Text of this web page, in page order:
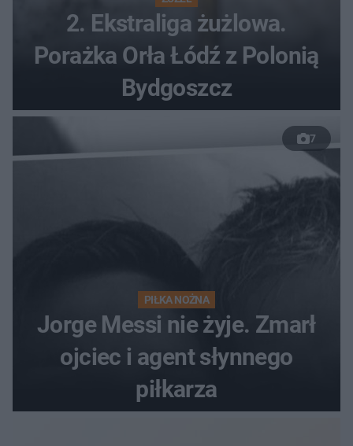
2. Ekstraliga żużlowa.
Porażka Orła Łódź z Polonią
Bydgoszcz
7
PIŁKA NOŻNA
Jorge Messi nie żyje. Zmarł
ojciec i agent słynnego
piłkarza